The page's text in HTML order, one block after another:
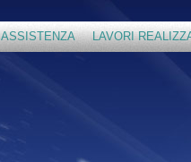
ASSISTENZA LAVORI